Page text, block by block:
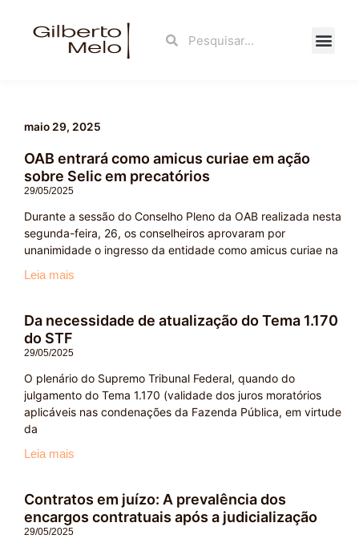
Search
maio 29, 2025
OAB entrará como amicus curiae em ação
sobre Selic em precatórios
29/05/2025
Durante a sessão do Conselho Pleno da OAB realizada nesta
segunda-feira, 26, os conselheiros aprovaram por
unanimidade o ingresso da entidade como amicus curiae na
Leia mais
Da necessidade de atualização do Tema 1.170
do STF
29/05/2025
O plenário do Supremo Tribunal Federal, quando do
julgamento do Tema 1.170 (validade dos juros moratórios
aplicáveis nas condenações da Fazenda Pública, em virtude
da
Leia mais
Contratos em juízo: A prevalência dos
encargos contratuais após a judicialização
29/05/2025